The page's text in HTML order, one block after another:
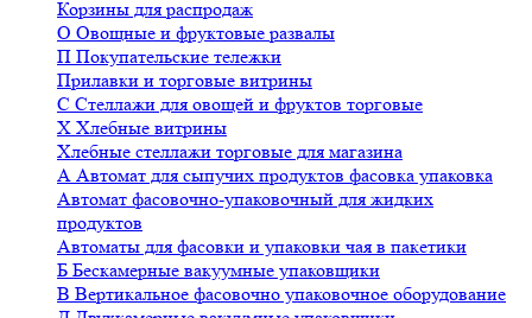
Корзины для распродаж
О Овощные и фруктовые развалы
П Покупательские тележки
Прилавки и торговые витрины
С Стеллажи для овощей и фруктов торговые
Х Хлебные витрины
Хлебные стеллажи торговые для магазина
А Автомат для сыпучих продуктов фасовка упаковка
Автомат фасовочно-упаковочный для жидких
продуктов
Автоматы для фасовки и упаковки чая в пакетики
Б Бескамерные вакуумные упаковщики
В Вертикальное фасовочно упаковочное оборудование